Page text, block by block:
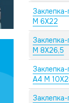
M 6X22
M 8X26,5
А4 M